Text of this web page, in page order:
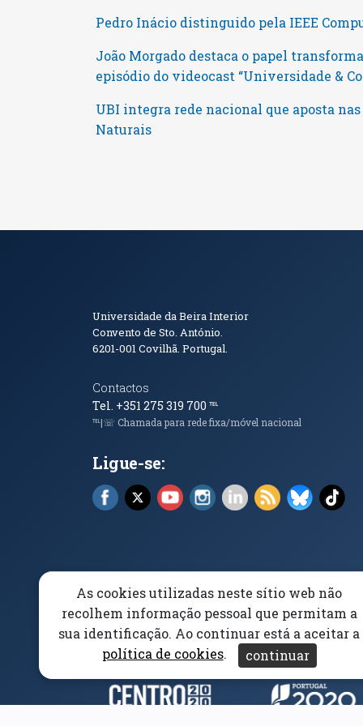
Pedro Inácio distinguido pela IEEE
João Morgado destaca o papel
episódio do videocast “Universidade &
UBI integra rede nacional que aposta
Naturais
Informações de
Universidade da Beira Interior
Convento de Sto. António.
6201-001Covilhã. Portugal.
Contactos
Tel. +351 275 319 700 ℡
℡|☏ Chamada para rede fixa/móvel nacional
Ligue-se:
Facebook (abre em nova janela)
X (abre em nova janela)
YouTube (abre em nova janela)
Instagram (abre em nova
LinkedIn (abre em
RSS (abre em
Bluesky
Elogios, Sugestões e Reclamações Livro Amarelo
Acessibilidade Aviso/Privacidade Proteção
Parceiros e(abre em nova janela)
As cookies utilizadas neste sítio web não
recolhem informação pessoal que permitam a
sua identificação. Ao continuar está a aceitar a
política de cookies. continuar